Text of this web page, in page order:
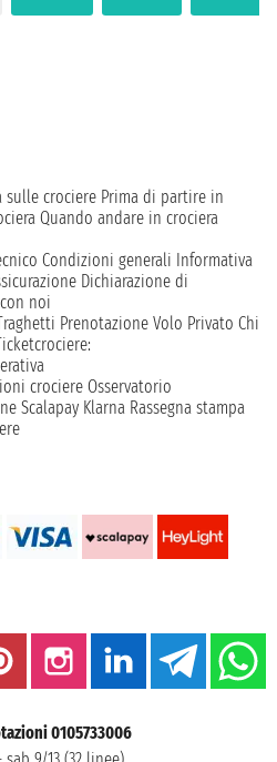
sulle crociere Prima di partire in
Quando andare in crociera
Condizioni generali Informativa
Dichiarazione di
noi
Prenotazione Volo Privato Chi
crociere Osservatorio
Scalapay Klarna Rassegna stampa
0105733006